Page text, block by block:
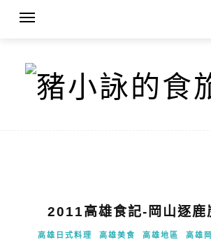
2011高雄食記-岡山逐鹿
高雄日式料理 高雄美食 高雄地區 高雄